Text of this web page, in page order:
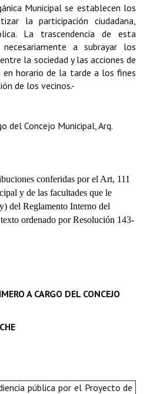
- Registro
Municipal se establecen los
la participación ciudadana,
La trascendencia de esta
a subrayar los
la sociedad y las acciones de
horario de la tarde a los fines
de los vecinos.-
del Concejo Municipal, Arq.
conferidas por el Art, 111
y de las facultades que le
del Reglamento Interno del
ordenado por Resolución 143-
A CARGO DEL CONCEJO
pública por el Proyecto de